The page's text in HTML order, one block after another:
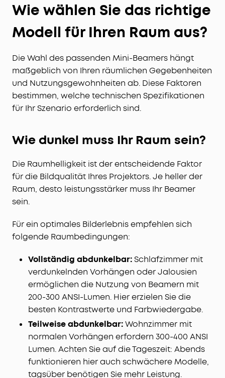
Wie wählen Sie das richtige
Modell für Ihren Raum aus?
Die Wahl des passenden Mini-Beamers hängt
maßgeblich von Ihren räumlichen Gegebenheiten
und Nutzungsgewohnheiten ab. Diese Faktoren
bestimmen, welche technischen Spezifikationen
für Ihr Szenario erforderlich sind.
Wie dunkel muss Ihr Raum sein?
Die Raumhelligkeit ist der entscheidende Faktor
für die Bildqualität Ihres Projektors. Je heller der
Raum, desto leistungsstärker muss Ihr Beamer
sein.
Für ein optimales Bilderlebnis empfehlen sich
folgende Raumbedingungen:
Vollständig abdunkelbar:Schlafzimmer mit
verdunkelnden Vorhängen oder Jalousien
ermöglichen die Nutzung von Beamern mit
200-300 ANSI-Lumen. Hier erzielen Sie die
besten Kontrastwerte und Farbwiedergabe.
Teilweise abdunkelbar:Wohnzimmer mit
normalen Vorhängen erfordern 300-400 ANSI
Lumen. Achten Sie auf die Tageszeit: Abends
funktionieren hier auch schwächere Modelle,
tagsüber benötigen Sie mehr Leistung.